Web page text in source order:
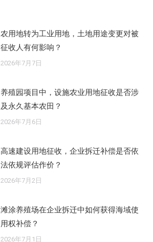
农用地转为工业用地，土地用途变更对被
征收人有何影响？
2026年7月7日
养殖园项目中，设施农业用地征收是否涉
及永久基本农田？
2026年7月6日
高速建设用地征收，企业拆迁补偿是否依
法依规评估作价？
2026年7月2日
滩涂养殖场在企业拆迁中如何获得海域使
用权补偿？
2026年7月1日